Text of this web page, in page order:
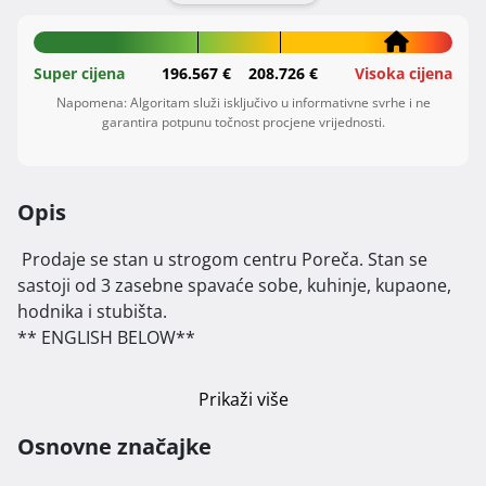
Super cijena 196.567 € 208.726 € Visoka cijena
Napomena: Algoritam služi isključivo u informativne svrhe i ne
garantira potpunu točnost procjene vrijednosti.
Opis
sastoji od 3 zasebne spavaće sobe, kuhinje, kupaone,
hodnika i stubišta.
** ENGLISH BELOW**
Stan nema dnevni boravak ali se po želji jedna spavaća
Stan je idealan za sezonski smještaj - za radnike ili za
Prikaži više
Osnovne značajke